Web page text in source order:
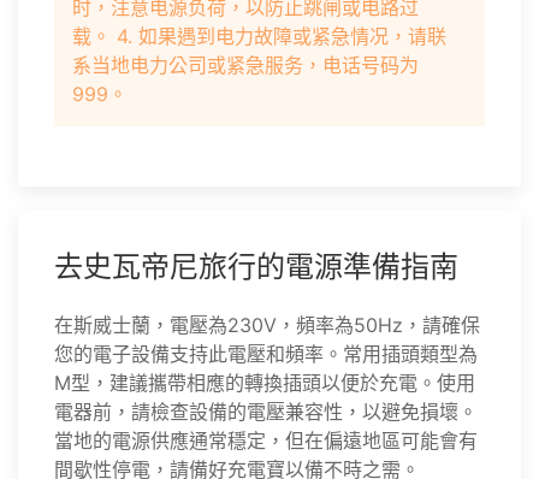
时，注意电源负荷，以防止跳闸或电路过
载。 4. 如果遇到电力故障或紧急情况，请联
系当地电力公司或紧急服务，电话号码为
999。
去史瓦帝尼旅行的電源準備指南
在斯威士蘭，電壓為230V，頻率為50Hz，請確保
您的電子設備支持此電壓和頻率。常用插頭類型為
M型，建議攜帶相應的轉換插頭以便於充電。使用
電器前，請檢查設備的電壓兼容性，以避免損壞。
當地的電源供應通常穩定，但在偏遠地區可能會有
間歇性停電，請備好充電寶以備不時之需。